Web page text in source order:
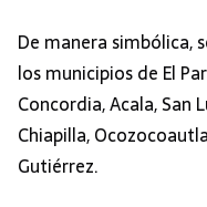
De manera simbólica,
los municipios de El
Concordia, Acala, San
Chiapilla,
Gutiérrez.